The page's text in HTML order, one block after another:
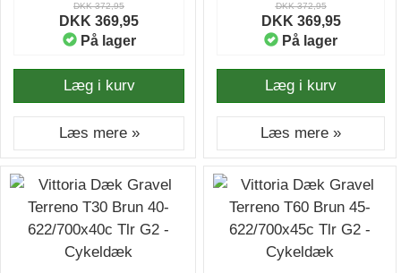
DKK 372,95
DKK 369,95
På lager
Læg i kurv
Læs mere »
DKK 372,95
DKK 369,95
På lager
Læg i kurv
Læs mere »